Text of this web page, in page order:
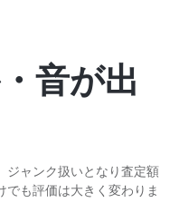
音が出
ジャンク扱いとなり査定額
も評価は大きく変わりま